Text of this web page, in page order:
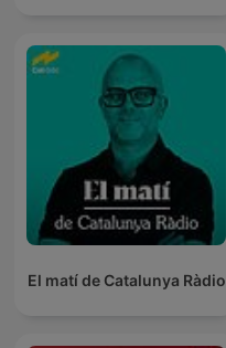
El matí de Catalunya Ràdio